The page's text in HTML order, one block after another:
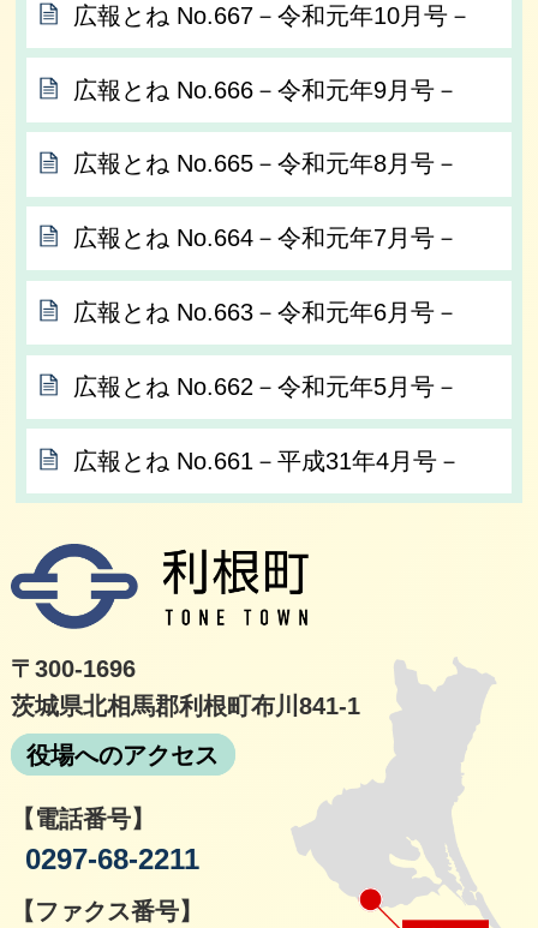
広報とね No.667－令和元年10月号－
広報とね No.666－令和元年9月号－
広報とね No.665－令和元年8月号－
広報とね No.664－令和元年7月号－
広報とね No.663－令和元年6月号－
広報とね No.662－令和元年5月号－
広報とね No.661－平成31年4月号－
〒300-1696
茨城県北相馬郡利根町布川841-1
役場へのアクセス
【電話番号】
0297-68-2211
【ファクス番号】